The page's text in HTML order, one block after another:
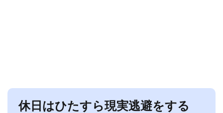
休日はひたすら現実逃避をする